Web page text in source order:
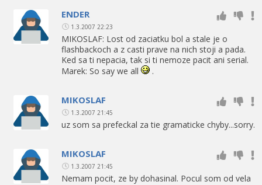
ENDER
1.3.2007 22:23
MIKOSLAF: Lost od zaciatku bol a stale je o
flashbackoch a z casti prave na nich stoji a pada.
Ked sa ti nepacia, tak si ti nemoze pacit ani serial.
Marek: So say we all
.
MIKOSLAF
1.3.2007 21:45
uz som sa prefeckal za tie gramaticke chyby...sorry.
MIKOSLAF
1.3.2007 21:45
Nemam pocit, ze by dohasinal. Pocul som od vela